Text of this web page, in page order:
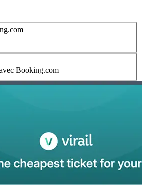
Booking.com